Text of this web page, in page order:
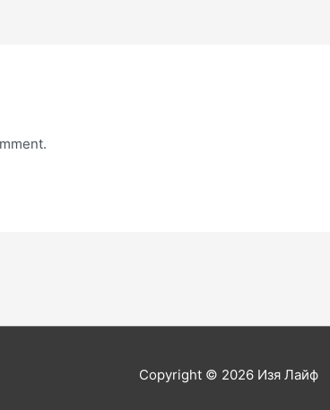
Copyright © 2026 Изя Лайф